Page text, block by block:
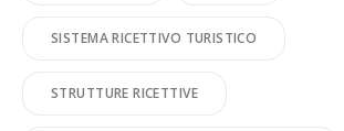
SISTEMA RICETTIVO TURISTICO
STRUTTURE RICETTIVE